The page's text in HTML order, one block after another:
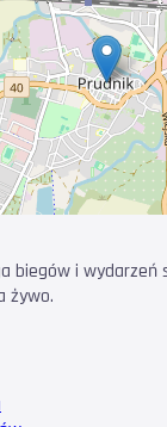
biegów i wydarzeń
żywo.